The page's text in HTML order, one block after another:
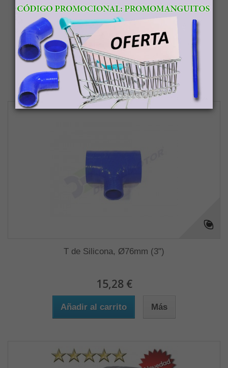
Salvamóvil: La solución definitiva para...
15,00 €
Añadir al carrito Más
T de Silicona, Ø76mm (3")
15,28 €
Añadir al carrito Más